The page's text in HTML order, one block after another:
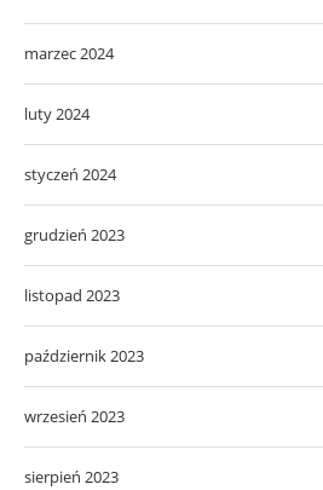
marzec 2024
luty 2024
styczeń 2024
grudzień 2023
listopad 2023
październik 2023
wrzesień 2023
sierpień 2023